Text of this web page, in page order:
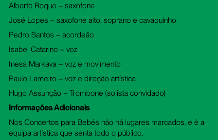
Alberto Roque – saxofone
José Lopes – saxofone alto, soprano e cavaquinho
Pedro Santos – acordeão
Isabel Catarino – voz
Inesa Markava – voz e movimento
Paulo Lameiro – voz e direção artística
Hugo Assunção – Trombone (solista convidado)
Informações Adicionais
Nos Concertos para Bebés não há lugares marcados, e é a
equipa artística que senta todo o público.